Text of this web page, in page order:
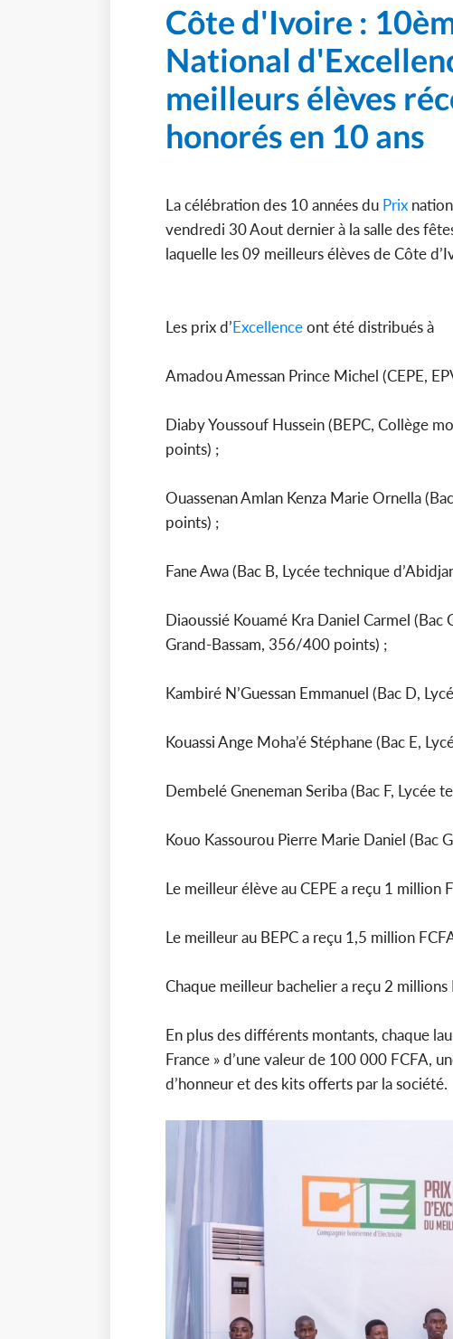
Côte d'Ivoire :
National
meilleurs élèves
honorés en 10 ans
La célébration des 10 années du Prix
vendredi 30 Aout dernier à la salle des
laquelle les 09 meilleurs élèves de Côte
Les prix d’Excellenceont été distribués à
Amadou Amessan Prince Michel (CEPE,
Diaby Youssouf Hussein (BEPC, Collège
points) ;
Ouassenan Amlan Kenza Marie Ornella
points) ;
Fane Awa (Bac B, Lycée technique
Diaoussié Kouamé Kra Daniel Carmel (Bac
Grand-Bassam, 356/400 points) ;
Kambiré N’Guessan Emmanuel (Bac D,
Kouassi Ange Moha’é Stéphane (Bac E,
Dembelé Gneneman Seriba (Bac F,
Kouo Kassourou Pierre Marie Daniel (Bac
Le meilleur élève au CEPE a reçu 1 million
Le meilleur au BEPC a reçu 1,5 million
Chaque meilleur bachelier a reçu 2 millions
En plus des différents montants, chaque
France » d’une valeur de 100 000 FCFA,
d’honneur et des kits offerts par la société.